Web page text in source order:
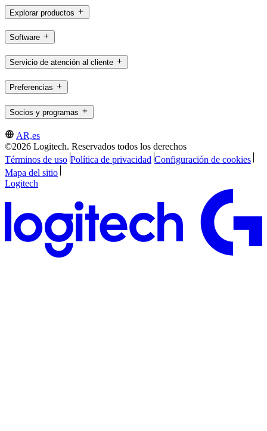
Explorar productos
Software
Servicio de atención al cliente
Preferencias
Socios y programas
AR,es
©2026 Logitech. Reservados todos los derechos
Términos de uso Política de privacidad Configuración de cookies
Mapa del sitio
Logitech